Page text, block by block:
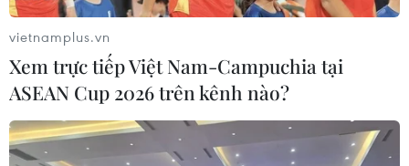
24/07/2026 23:59
Mỹ điều tra một đợt bùng phát bệnh
tả do ký sinh trùng cyclospora
24/07/2026 05:44
vietnamplus.vn
Xem trực tiếp Việt Nam-Campuchia tại
ASEAN Cup 2026 trên kênh nào?